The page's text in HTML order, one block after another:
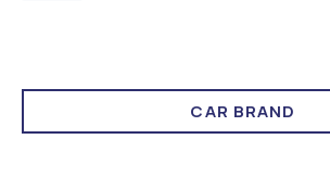
CAR BRAND